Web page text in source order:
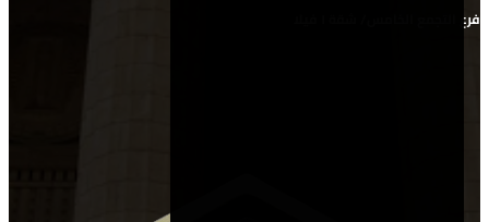
فرع التجمع الخامس/ شقة ١ فيلا